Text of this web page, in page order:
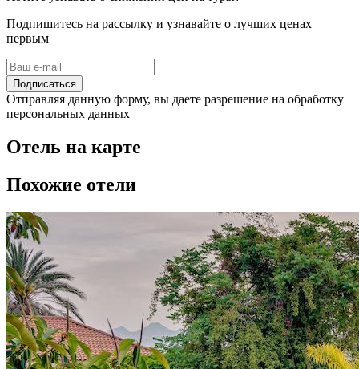
Подпишитесь на рассылку и узнавайте о лучших ценах
первым
Подписаться
Отправляя данную форму, вы даете разрешение на обработку
персональных данных
Отель на карте
Похожие отели